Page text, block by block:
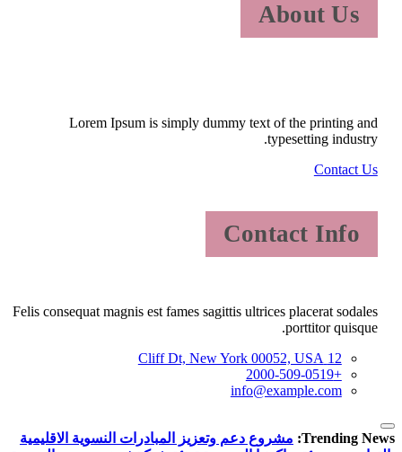
About Us
Lorem Ipsum is simply dummy text of the printing and
typesetting industry.
Contact Us
Contact Info
Felis consequat magnis est fames sagittis ultrices placerat sodales
porttitor quisque.
12 Cliff Dt, New York 00052, USA
+2000-509-0519
info@example.com
Trending News: مشروع دعم وتعزيز المبادرات النسوية الاقليمية